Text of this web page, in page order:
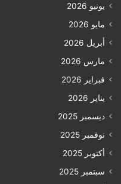
يونيو 2026
مايو 2026
أبريل 2026
مارس 2026
فبراير 2026
يناير 2026
ديسمبر 2025
نوفمبر 2025
أكتوبر 2025
سبتمبر 2025